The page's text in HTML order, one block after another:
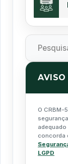
AVISO
O CRBM-
concorda
LGPD